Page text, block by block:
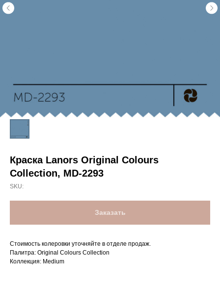
Краска Lanors Original Colours
Collection, MD-2293
SKU:
Заказать
Стоимость колеровки уточняйте в отделе продаж.
Палитра: Original Colours Collection
Коллекция: Medium